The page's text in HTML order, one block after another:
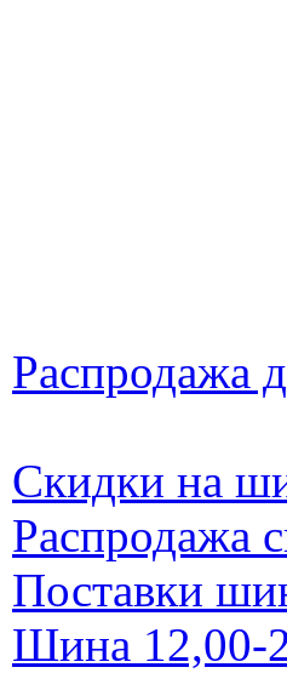
Распродажа
Скидки на
Распродажа
Поставки
Шина 12,00-